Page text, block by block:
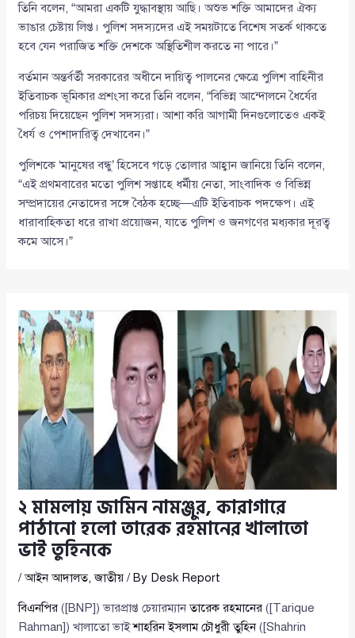
তিনি বলেন, “আমরা একটি যুদ্ধাবস্থায় আছি। অশুভ শক্তি আমাদের ঐক্য
ভাঙার চেষ্টায় লিপ্ত। পুলিশ সদস্যদের এই সময়টাতে বিশেষ সতর্ক থাকতে
হবে যেন পরাজিত শক্তি দেশকে অস্থিতিশীল করতে না পারে।”
বর্তমান অন্তর্বর্তী সরকারের অধীনে দায়িত্ব পালনের ক্ষেত্রে পুলিশ বাহিনীর
ইতিবাচক ভূমিকার প্রশংসা করে তিনি বলেন, “বিভিন্ন আন্দোলনে ধৈর্যের
পরিচয় দিয়েছেন পুলিশ সদস্যরা। আশা করি আগামী দিনগুলোতেও একই
ধৈর্য ও পেশাদারিত্ব দেখাবেন।”
পুলিশকে ‘মানুষের বন্ধু’ হিসেবে গড়ে তোলার আহ্বান জানিয়ে তিনি বলেন,
“এই প্রথমবারের মতো পুলিশ সপ্তাহে ধর্মীয় নেতা, সাংবাদিক ও বিভিন্ন
সম্প্রদায়ের নেতাদের সঙ্গে বৈঠক হচ্ছে—এটি ইতিবাচক পদক্ষেপ। এই
ধারাবাহিকতা ধরে রাখা প্রয়োজন, যাতে পুলিশ ও জনগণের মধ্যকার দূরত্ব
কমে আসে।”
২ মামলায় জামিন নামঞ্জুর, কারাগারে
পাঠানো হলো তারেক রহমানের খালাতো
ভাই তুহিনকে
/আইন আদালত,জাতীয় / By Desk Report
বিএনপির ([BNP]) ভারপ্রাপ্ত চেয়ারম্যানতারেক রহমানের ([Tarique
Rahman]) খালাতো ভাইশাহরিন ইসলাম চৌধুরী তুহিন([Shahrin